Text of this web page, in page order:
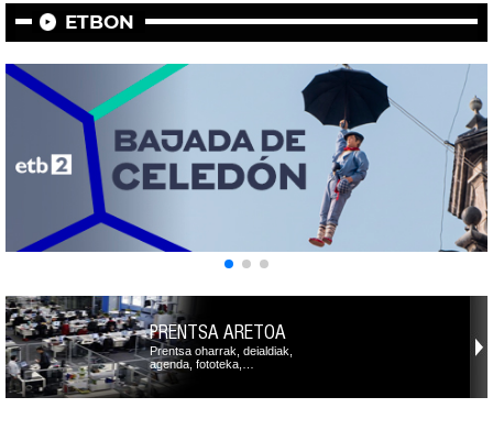
ETBON
PRENTSA ARETOA
Prentsa oharrak, deialdiak,
agenda, fototeka,…